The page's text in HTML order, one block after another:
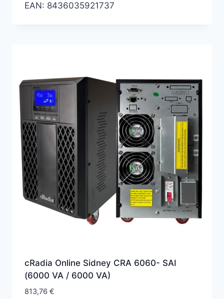
EAN: 8436035921737
cRadia Online Sidney CRA 6060- SAI
(6000 VA / 6000 VA)
813,76 €